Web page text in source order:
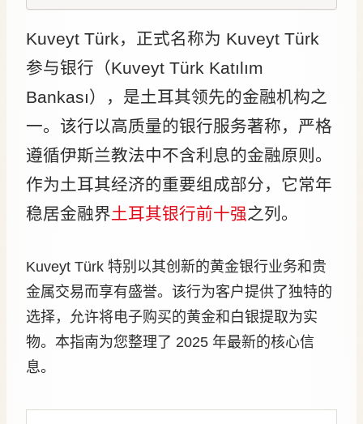
Kuveyt Türk，正式名称为 Kuveyt Türk
参与银行（Kuveyt Türk Katılım
Bankası），是土耳其领先的金融机构之
一。该行以高质量的银行服务著称，严格
遵循伊斯兰教法中不含利息的金融原则。
作为土耳其经济的重要组成部分，它常年
稳居金融界土耳其银行前十强之列。
Kuveyt Türk 特别以其创新的黄金银行业务和贵
金属交易而享有盛誉。该行为客户提供了独特的
选择，允许将电子购买的黄金和白银提取为实
物。本指南为您整理了 2025 年最新的核心信
息。